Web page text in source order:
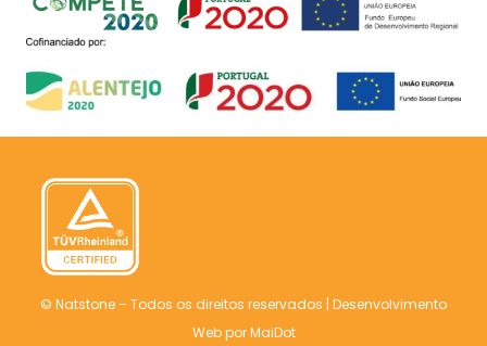
© Natstone – Todos os direitos reservados | Desenvolvimento
Webpor MaiDot